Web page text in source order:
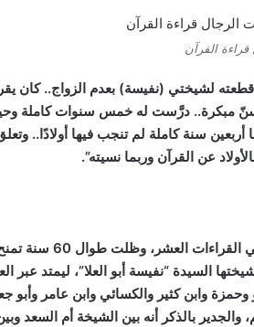
القرآن
لشيختي (نفيسة) بعدم الزواج.. كان
مبكرة.. درَّست له خمس سنوات كاملة
سنة كاملة لم تنجب فيها أولادًا..
عن القرآن وربما نسيته”.
والشيخة أم السعد هي المرأة
السيدة “نفيسة أبو العلا”، ليمتد عبر
وحمزة وابن كثير والكسائي وابن عامر
بالذكر أنه بين الشيخة أم السعد